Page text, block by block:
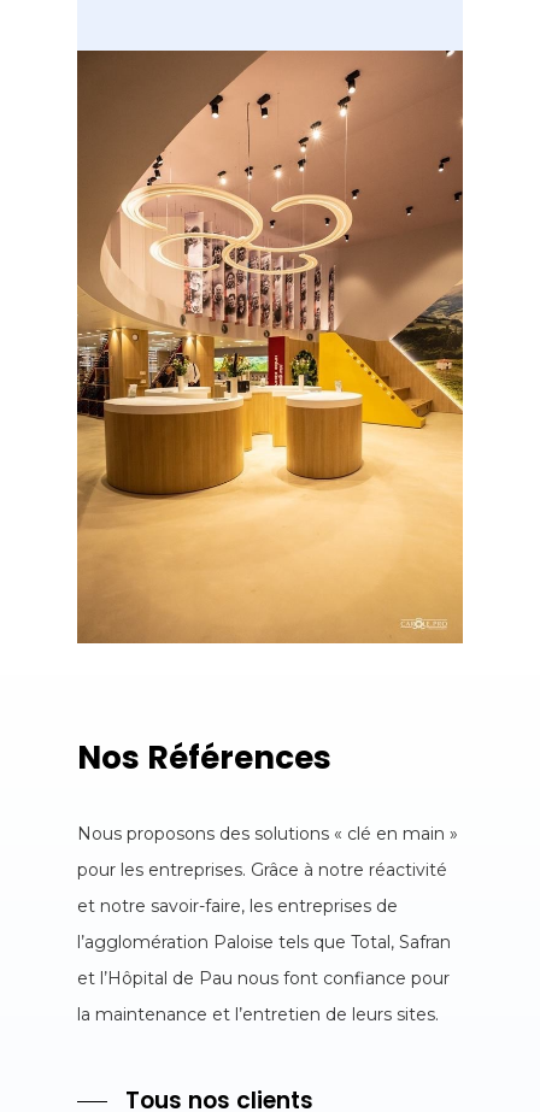
Nos Références
Nous proposons des solutions « clé en main »
pour les entreprises. Grâce à notre réactivité
et notre savoir-faire, les entreprises de
l’agglomération Paloise tels que Total, Safran
et l’Hôpital de Pau nous font confiance pour
la maintenance et l’entretien de leurs sites.
Tous nos clients